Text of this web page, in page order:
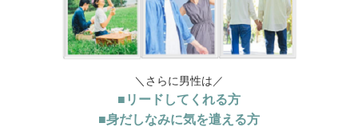
＼さらに男性は／
■リードしてくれる方
■身だしなみに気を遣える方